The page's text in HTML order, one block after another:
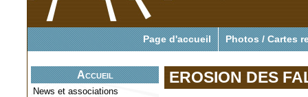
Pour tout savoir
Page d'accueil Photos / Cartes
Accueil
News et associations
EROSION DES